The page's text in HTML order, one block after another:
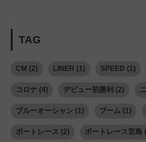
TAG
CM (2) LINER (1) SPEED (1)
コロナ(4) デビュー初勝利 (2)
ブルーオーシャン (1) ブーム(1)
ボートレース (2) ボートレース宮島